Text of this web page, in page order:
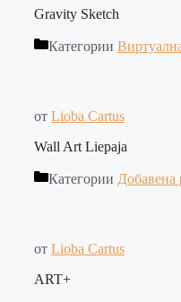
Gravity Sketch
Категории
от Lioba Cartus
Wall Art Liepaja
Категории Добавена
от Lioba Cartus
ART+